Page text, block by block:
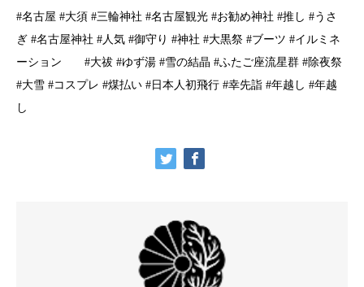
#名古屋 #大須 #三輪神社 #名古屋観光 #お勧め神社 #推し #うさ
ぎ #名古屋神社 #人気 #御守り #神社 #大黒祭 #ブーツ #イルミネ
ーション #大祓 #ゆず湯 #雪の結晶 #ふたご座流星群 #除夜祭
#大雪 #コスプレ #煤払い #日本人初飛行 #幸先詣 #年越し #年越
し